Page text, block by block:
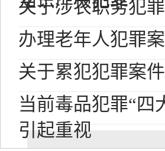
关于涉农职务犯
办理老年人犯罪
关于累犯犯罪案
当前毒品犯罪“四
引起重视